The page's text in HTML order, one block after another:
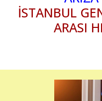
İSTANBUL
ARASI